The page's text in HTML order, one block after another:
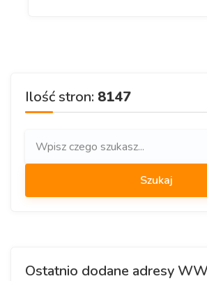
Ilość stron: 8147
Ostatnio dodane adresy